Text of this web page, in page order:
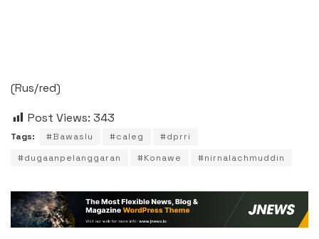
(Rus/red)
Post Views: 343
Tags: #Bawaslu #caleg
#dprri
#dugaanpelanggaran
#Konawe #nirnalachmuddin